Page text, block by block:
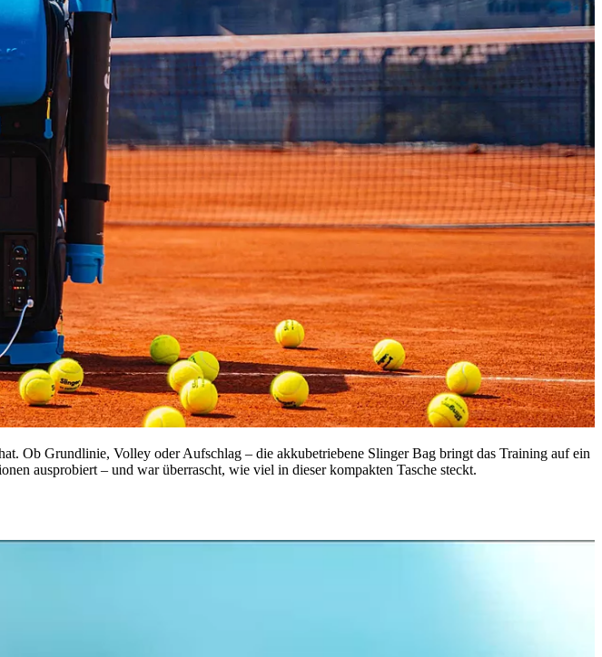
Ob Grundlinie, Volley oder Aufschlag – die akkubetriebene Slinger Bag bringt das Training auf ein
ausprobiert – und war überrascht, wie viel in dieser kompakten Tasche steckt.